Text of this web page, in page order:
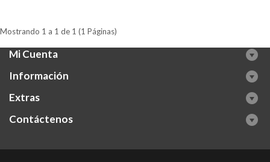
Mostrando 1 a 1 de 1 (1 Páginas)
Mi Cuenta
Información
Extras
Contáctenos